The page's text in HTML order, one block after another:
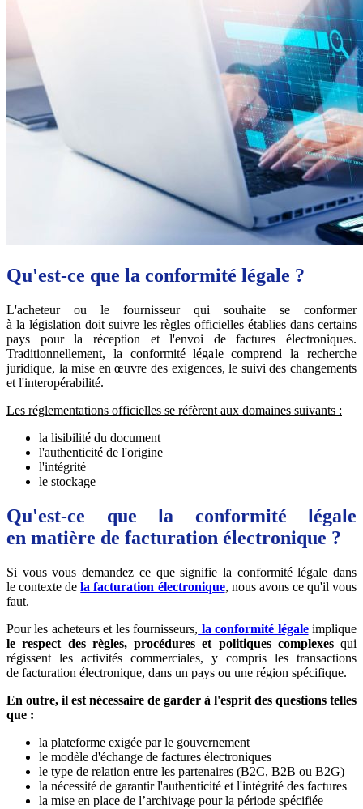
Qu'est-ce que la conformité légale ?
L'acheteur ou le fournisseur qui souhaite se conformer
à la législation doit suivre les règles officielles établies dans certains
pays pour la réception et l'envoi de factures électroniques.
Traditionnellement, la conformité légale comprend la recherche
juridique, la mise en œuvre des exigences, le suivi des changements
et l'interopérabilité.
Les réglementations officielles se réfèrent aux domaines suivants :
la lisibilité du document
l'authenticité de l'origine
l'intégrité
le stockage
Qu'est-ce que la conformité légale
en matière de facturation électronique ?
Si vous vous demandez ce que signifie la conformité légale dans
le contexte de la facturation électronique, nous avons ce qu'il vous
faut.
Pour les acheteurs et les fournisseurs, la conformité légaleimplique
le respect des règles, procédures et politiques complexesqui
régissent les activités commerciales, y compris les transactions
de facturation électronique, dans un pays ou une région spécifique.
En outre, il est nécessaire de garder à l'esprit des questions telles
que :
la plateforme exigée par le gouvernement
le modèle d'échange de factures électroniques
le type de relation entre les partenaires (B2C, B2B ou B2G)
la nécessité de garantir l'authenticité et l'intégrité des factures
la mise en place de l’archivage pour la période spécifiée